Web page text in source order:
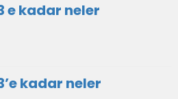
e kadar neler
kadar neler